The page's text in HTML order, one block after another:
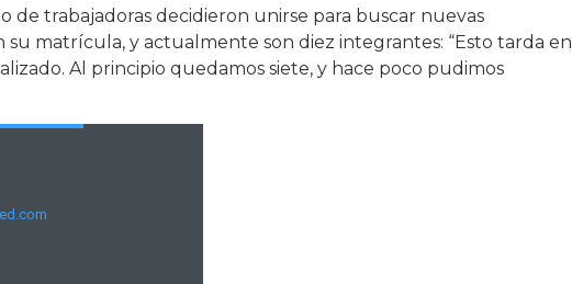
de trabajadoras decidieron unirse para buscar nuevas
matrícula, y actualmente son diez integrantes: “Esto tarda en
Al principio quedamos siete, y hace poco pudimos